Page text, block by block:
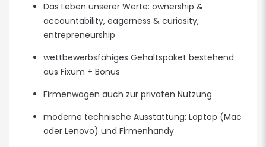
Das Leben unserer Werte: ownership &
accountability, eagerness & curiosity,
entrepreneurship
wettbewerbsfähiges Gehaltspaket bestehend
aus Fixum + Bonus
Firmenwagen auch zur privaten Nutzung
moderne technische Ausstattung: Laptop (Mac
oder Lenovo) und Firmenhandy